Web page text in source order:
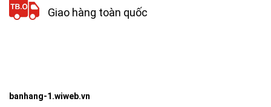
Giao hàng toàn quốc
banhang-1.wiweb.vn